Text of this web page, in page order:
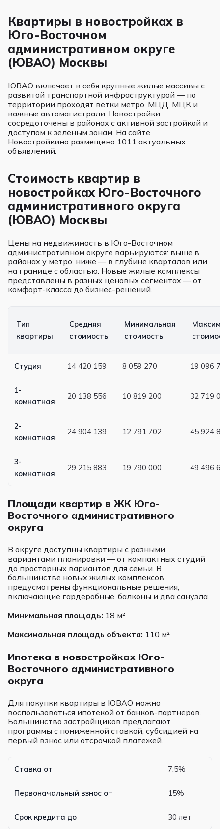
Квартиры в новостройках в
Юго-Восточном
административном округе
(ЮВАО) Москвы
ЮВАО включает в себя крупные жилые массивы с
развитой транспортной инфраструктурой — по
территории проходят ветки метро, МЦД, МЦК и
важные автомагистрали. Новостройки
сосредоточены в районах с активной застройкой и
доступом к зелёным зонам. На сайте
Новостройкино размещено 1011 актуальных
объявлений.
Стоимость квартир в
новостройках Юго-Восточного
административного округа
(ЮВАО) Москвы
Цены на недвижимость в Юго-Восточном
административном округе варьируются: выше в
районах у метро, ниже — в глубине кварталов или
на границе с областью. Новые жилые комплексы
представлены в разных ценовых сегментах — от
комфорт-класса до бизнес-решений.
Тип
квартиры
Средняя
стоимость
Минимальная
стоимость
Студия 14 420 159 8 059 270 19 096
1-
комнатная
20 138 556 10 819 200 32 719
2-
комнатная
24 904 139 12 791 702 45 924
3-
комнатная
29 215 883 19 790 000 49 496
Площади квартир в ЖК Юго-
Восточного административного
округа
В округе доступны квартиры с разными
вариантами планировки — от компактных студий
до просторных вариантов для семьи. В
большинстве новых жилых комплексов
предусмотрены функциональные решения,
включающие гардеробные, балконы и два санузла.
Минимальная площадь: 18 м²
Максимальная площадь объекта: 110 м²
Ипотека в новостройках Юго-
Восточного административного
округа
Для покупки квартиры в ЮВАО можно
воспользоваться ипотекой от банков-партнёров.
Большинство застройщиков предлагают
программы с пониженной ставкой, субсидией на
первый взнос или отсрочкой платежей.
Ставка от 7.5%
Первоначальный взнос от 15%
Срок кредита до 30 лет